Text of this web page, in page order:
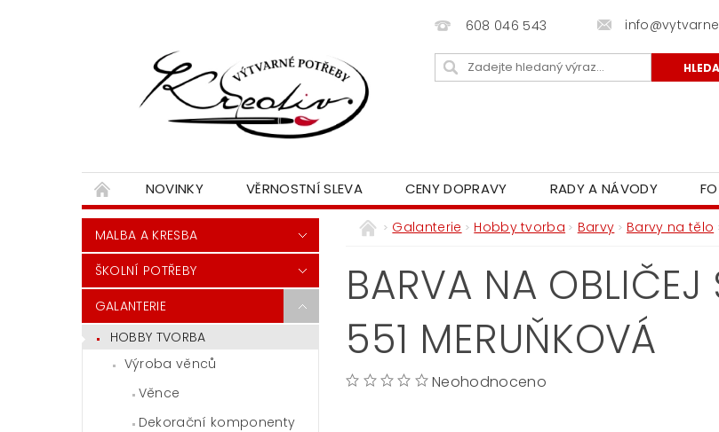
608 046 543
NOVINKY VĚRNOSTNÍ SLEVA CENY DOPRAVY RADY A NÁVODY
MALBA A KRESBA
ŠKOLNÍ POTŘEBY
GALANTERIE
HOBBY TVORBA
Výroba věnců
Věnce
Dekorační komponenty
Galanterie Hobby tvorba Barvy Barvy na tělo
BARVA NA
551 MERUŇKOVÁ
Neohodnoceno